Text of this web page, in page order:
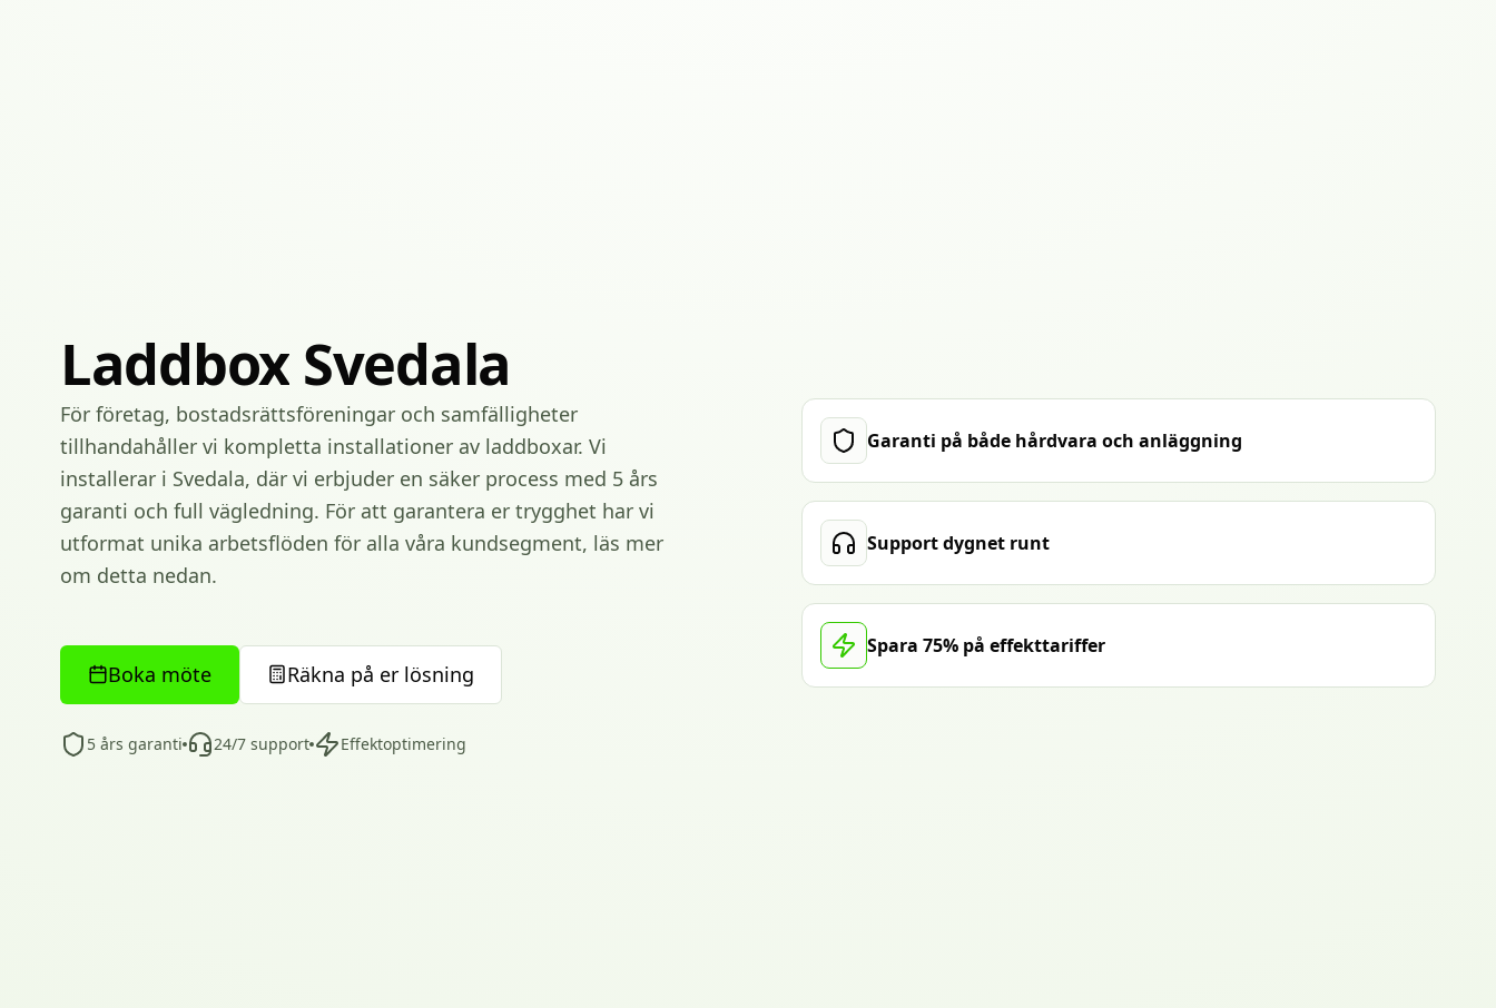
Laddbox Svedala
För företag, bostadsrättsföreningar och samfälligheter
tillhandahåller vi kompletta installationer av laddboxar. Vi
installerar i Svedala, där vi erbjuder en säker process med 5 års
garanti och full vägledning. För att garantera er trygghet har vi
utformat unika arbetsflöden för alla våra kundsegment, läs mer
om detta nedan.
Boka möte Räkna på er lösning
5 års garanti 24/7 support Effektoptimering
Garanti på både hårdvara och anläggning
Support dygnet runt
Spara 75% på effekttariffer